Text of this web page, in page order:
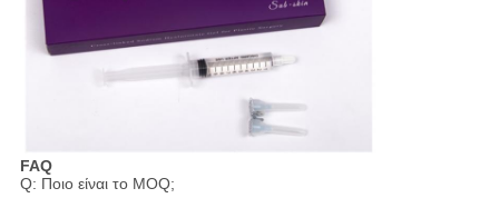
FAQ
Q: Ποιο είναι το MOQ;